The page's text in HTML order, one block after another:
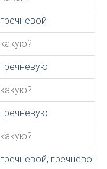
гречневой
какую?
гречневую
какую?
гречневую
какую?
гречневой, гречневою